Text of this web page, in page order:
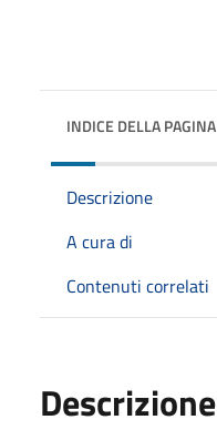
INDICE DELLA PAGINA
Descrizione
A cura di
Contenuti correlati
Descrizione